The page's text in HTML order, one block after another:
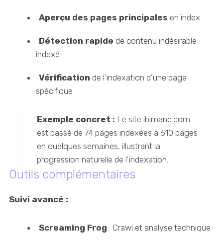
Aperçu des pages principales en index
Détection rapide de contenu indésirable
indexé
Vérification de l'indexation d'une page
spécifique
Exemple concret : Le site ibimane.com
est passé de 74 pages indexées à 610 pages
en quelques semaines, illustrant la
progression naturelle de l'indexation.
Outils complémentaires
Suivi avancé :
Screaming Frog : Crawl et analyse technique